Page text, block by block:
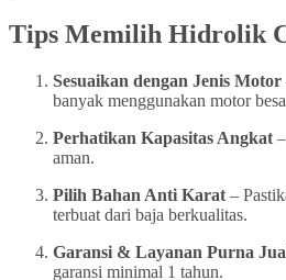
Tips Memilih Hidrolik
Sesuaikan dengan Jenis Motor
banyak menggunakan motor
Perhatikan Kapasitas Angkat
aman.
Pilih Bahan Anti Karat –
terbuat dari baja berkualitas.
Garansi & Layanan Purna
garansi minimal 1 tahun.